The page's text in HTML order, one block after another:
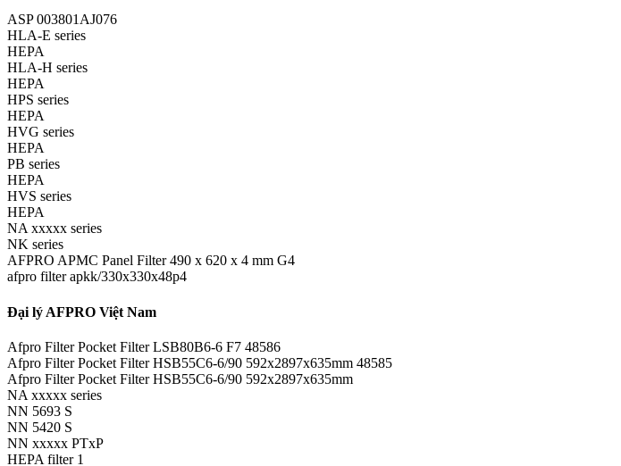
ASP 003801AJ076
HLA-E series
HEPA
HLA-H series
HEPA
HPS series
HEPA
HVG series
HEPA
PB series
HEPA
HVS series
HEPA
NA xxxxx series
NK series
AFPRO APMC Panel Filter 490 x 620 x 4 mm G4
afpro filter apkk/330x330x48p4
Đại lý AFPRO Việt Nam
Afpro Filter Pocket Filter LSB80B6-6 F7 48586
Afpro Filter Pocket Filter HSB55C6-6/90 592x2897x635mm 48585
Afpro Filter Pocket Filter HSB55C6-6/90 592x2897x635mm
NA xxxxx series
NN 5693 S
NN 5420 S
NN xxxxx PTxP
HEPA filter 1